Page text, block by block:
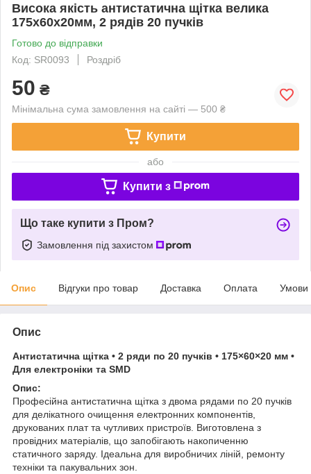
Висока якість антистатична щітка велика
175х60х20мм, 2 рядів 20 пучків
Готово до відправки
Код: SR0093
Роздріб
50 ₴
Мінімальна сума замовлення на сайті — 500 ₴
Купити
або
Купити з
Що таке купити з Пром?
Замовлення під захистом
Опис Відгуки про товар Доставка Оплата Умови
Опис
Антистатична щітка • 2 ряди по 20 пучків • 175×60×20 мм •
Для електроніки та SMD
Опис:
Професійна антистатична щітка з двома рядами по 20 пучків
для делікатного очищення електронних компонентів,
друкованих плат та чутливих пристроїв. Виготовлена з
провідних матеріалів, що запобігають накопиченню
статичного заряду. Ідеальна для виробничих ліній, ремонту
техніки та пакувальних зон.